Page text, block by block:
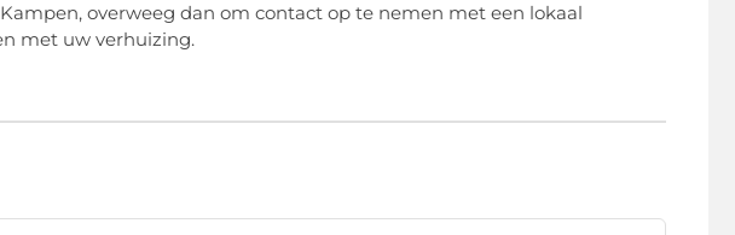
overweeg dan om contact op te nemen met een lokaal
met uw verhuizing.